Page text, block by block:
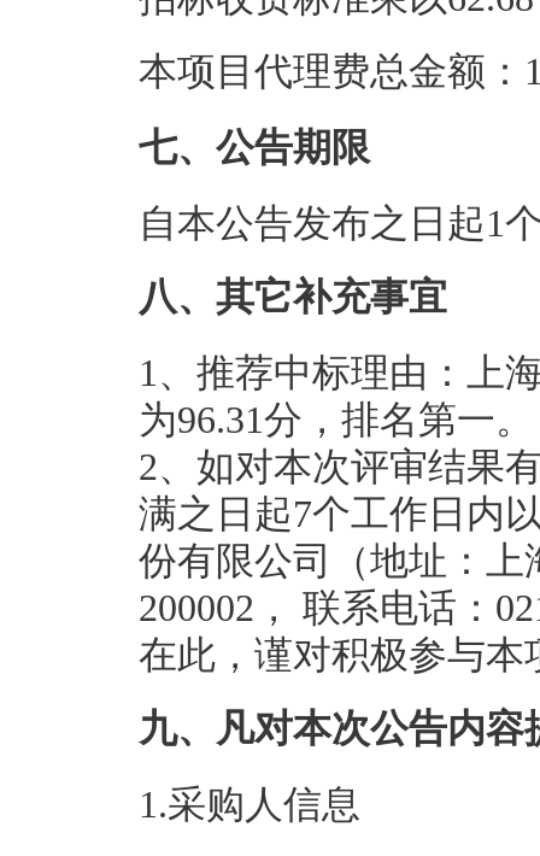
本项目代理费总金额：
七、公告期限
自本公告发布之日起1
八、其它补充事宜
1、推荐中标理由：上
为96.31分，排名第一。
2、如对本次评审结果
满之日起7个工作日内
份有限公司（地址：上
200002， 联系电话：
在此，谨对积极参与
九、凡对本次公告内
1.采购人信息